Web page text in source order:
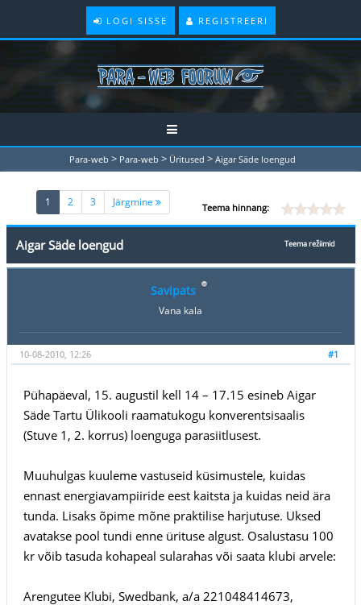
LOGI SISSE REGISTREERI
Para-web > Para-web > Üritused > Aigar Säde loengud
1 (current)
2 3 Järgmine Teema hinnang:
Teema režiimid
Aigar Säde loengud
Savipats
Vana kala
#1
10-08-2010, 12:26
Pühapäeval, 15. augustil kell 14 – 17.15 esineb Aigar
Säde Tartu Ülikooli raamatukogu konverentsisaalis
(Stuve 1, 2. korrus) loenguga parasiitlusest.
Muuhulgas kuuleme vastuseid küsimustele, kuidas
ennast energiavampiiride eest kaitsta ja kuidas neid ära
tunda. Lisaks õpime mõne praktilise harjutuse. Uksed
avatakse pool tundi enne ürituse algust. Osalustasu 100
kr võib tasuda kohapeal sularahas või saata klubi arvele:
Arengutee Klubi, Swedbank, a/a 221048414673,